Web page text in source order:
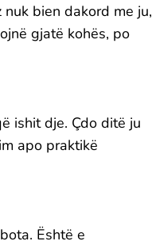
bien dakord me ju,
gjatë kohës, po
ishit dje. Çdo ditë ju
apo praktikë
Është e